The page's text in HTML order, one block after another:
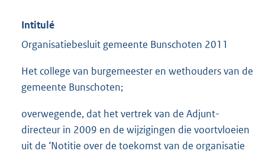
Intitulé
Organisatiebesluit gemeente Bunschoten 2011
Het college van burgemeester en wethouders van de
gemeente Bunschoten;
overwegende, dat het vertrek van de Adjunt-
directeur in 2009 en de wijzigingen die voortvloeien
uit de ‘Notitie over de toekomst van de organisatie